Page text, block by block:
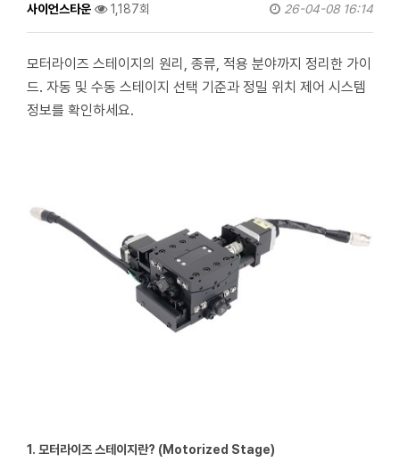
사이언스타운 1,187회 26-04-08 16:14
모터라이즈 스테이지의 원리, 종류, 적용 분야까지 정리한 가이
드. 자동 및 수동 스테이지 선택 기준과 정밀 위치 제어 시스템
정보를 확인하세요.
1. 모터라이즈 스테이지란? (Motorized Stage)